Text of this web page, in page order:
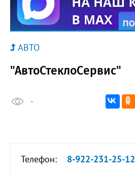
АВТО
"АвтоСтеклоСервис"
-
Телефон:
8-922-231-25-12